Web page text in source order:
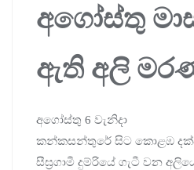
අගෝස්තු
ඇති අලි
අගෝස්තු 6 වැනිදා
කන්කසන්තුරේ සිට කොළඹ
සීඝ්‍රගාමී දුම්රියේ ගැටී වන